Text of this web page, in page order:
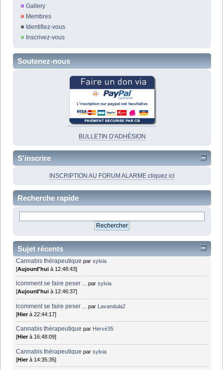
Gallery
Membres
Identifiez-vous
Inscrivez-vous
Soutenez-nous
BULLETIN D'ADHÉSION
S'inscrire
INSCRIPTION AU FORUM ALARME cliquez ici
Recherche rapide
Sujet récents
Cannabis thérapeutique parsylvia
[Aujourd'hui à 12:48:43]
lcomment se faire peser ... parsylvia
[Aujourd'hui à 12:46:37]
lcomment se faire peser ... par Lavandula2
[Hierà 22:44:17]
Cannabis thérapeutique par Hervé35
[Hierà 16:48:09]
Cannabis thérapeutique parsylvia
[Hierà 14:35:35]